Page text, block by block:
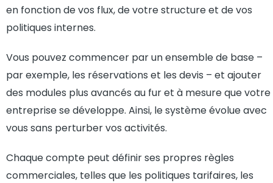
en fonction de vos flux, de votre structure et de vos
politiques internes.
Vous pouvez commencer par un ensemble de base –
par exemple, les réservations et les devis – et ajouter
des modules plus avancés au fur et à mesure que votre
entreprise se développe. Ainsi, le système évolue avec
vous sans perturber vos activités.
Chaque compte peut définir ses propres règles
commerciales, telles que les politiques tarifaires, les